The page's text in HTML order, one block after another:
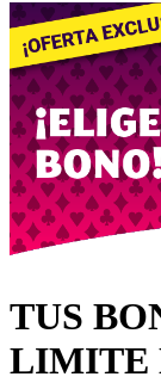
TUS
LIMITE